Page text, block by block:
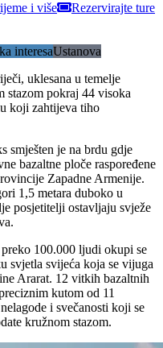
i više
Rezervirajte ture
interesaUstanova
uklesana u temelje
stazom pokraj 44 visoka
koji zahtijeva tiho
smješten je na brdu gdje
bazaltne ploče raspoređene
Zapadne Armenije.
1,5 metara duboko u
posjetitelji ostavljaju svježe
100.000 ljudi okupi se
svjetla svijeća koja se vijuga
Ararat. 12 vitkih bazaltnih
kutom od 11
i svečanosti koji se
kružnom stazom.